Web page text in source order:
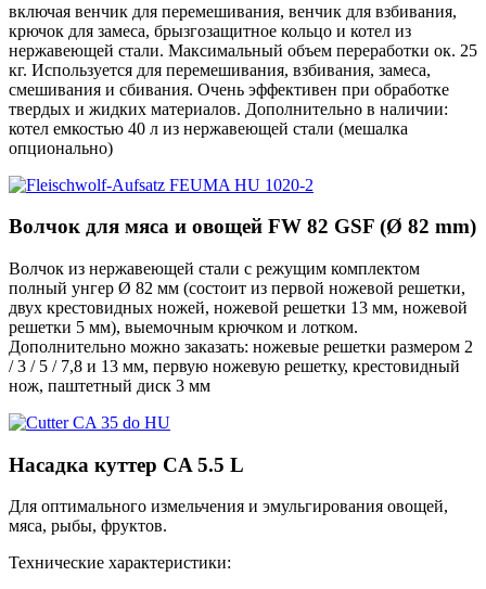
включая венчик для перемешивания, венчик для взбивания,
крючок для замеса, брызгозащитное кольцо и котел из
нержавеющей стали. Максимальный объем переработки ок. 25
кг. Используется для перемешивания, взбивания, замеса,
смешивания и сбивания. Очень эффективен при обработке
твердых и жидких материалов. Дополнительно в наличии:
котел емкостью 40 л из нержавеющей стали (мешалка
опционально)
Волчок для мяса и овощей FW 82 GSF (Ø 82 mm)
Волчок из нержавеющей стали с режущим комплектом
полный унгер Ø 82 мм (состоит из первой ножевой решетки,
двух крестовидных ножей, ножевой решетки 13 мм, ножевой
решетки 5 мм), выемочным крючком и лотком.
Дополнительно можно заказать: ножевые решетки размером 2
/ 3 / 5 / 7,8 и 13 мм, первую ножевую решетку, крестовидный
нож, паштетный диск 3 мм
Насадка куттер CA 5.5 L
Для оптимального измельчения и эмульгирования овощей,
мяса, рыбы, фруктов.
Технические характеристики: